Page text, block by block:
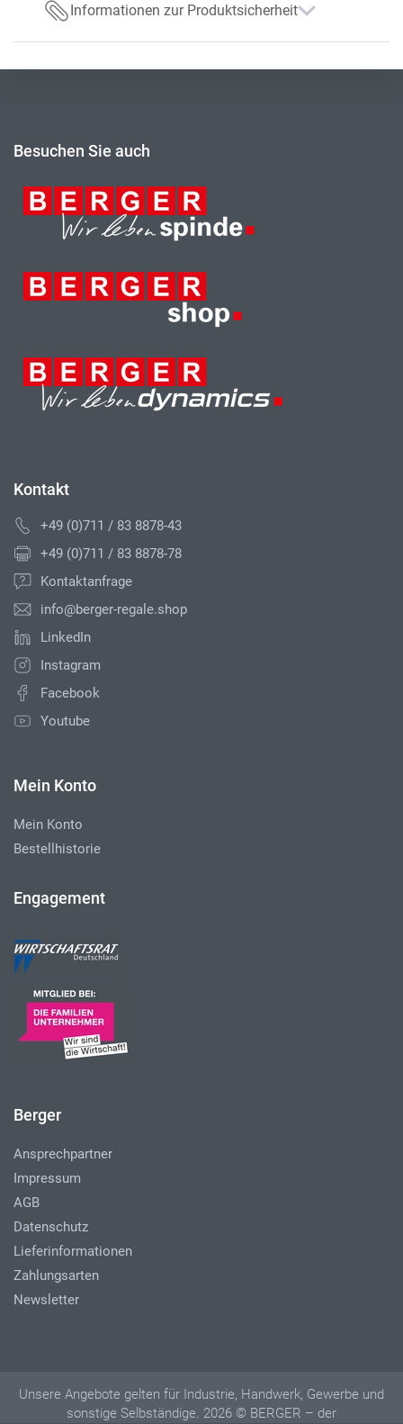
Informationen zur Produktsicherheit
Besuchen Sie auch
Kontakt
+49 (0)711 / 83 8878-43
+49 (0)711 / 83 8878-78
Kontaktanfrage
info@berger-regale.shop
LinkedIn
Instagram
Facebook
Youtube
Mein Konto
Mein Konto
Bestellhistorie
Engagement
Berger
Ansprechpartner
Impressum
AGB
Datenschutz
Lieferinformationen
Zahlungsarten
Newsletter
Unsere Angebote gelten für Industrie, Handwerk, Gewerbe und
sonstige Selbständige. 2026 © BERGER – der